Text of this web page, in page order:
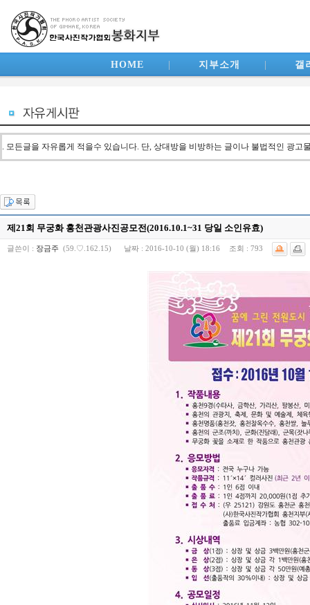
HOME 지부소개 갤
. 모든글을 자유롭게 적을수 있습니다. 단, 상대방을 비방하는 글이나 불법적인 광고
제21회 무궁화 홍천관광사진공모전(2016.10.1~31 당일 소인유효)
글쓴이 : 장금주 (59.♡.162.15) 날짜 : 2016-10-10 (월) 18:16 조회 : 793